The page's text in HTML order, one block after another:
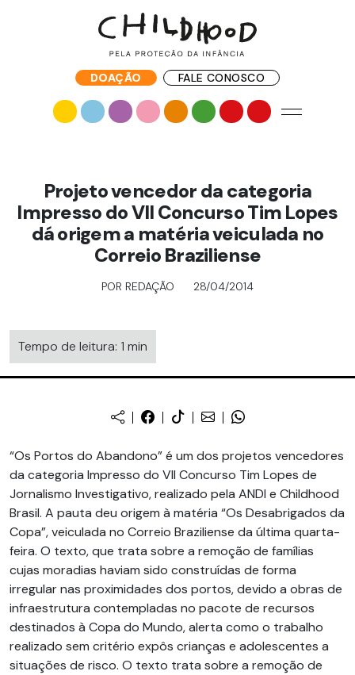
DOAÇÃO FALE CONOSCO
Projeto vencedor da categoria
Impresso do VII Concurso Tim Lopes
dá origem a matéria veiculada no
Correio Braziliense
POR REDAÇÃO 28/04/2014
Tempo de leitura: 1 min
“Os Portos do Abandono” é um dos projetos vencedores
da categoria Impresso do VII Concurso Tim Lopes de
Jornalismo Investigativo, realizado pela ANDI e Childhood
Brasil. A pauta deu origem à matéria “Os Desabrigados da
Copa”, veiculada no Correio Braziliense da última quarta-
feira. O texto, que trata sobre a remoção de famílias
cujas moradias haviam sido construídas de forma
irregular nas proximidades dos portos, devido a obras de
infraestrutura contempladas no pacote de recursos
destinados à Copa do Mundo, alerta como o trabalho
realizado sem critério expôs crianças e adolescentes a
situações de risco. O texto trata sobre a remoção de